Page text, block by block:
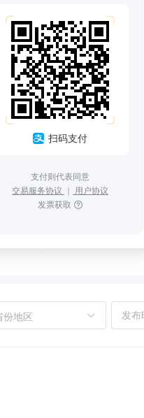
扫码支付
支付则代表同意
交易服务协议 ｜ 用户协议
发票获取
份地区